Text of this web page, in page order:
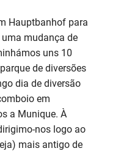
Hauptbanhof para
mudança de
uns 10
de diversões
dia de diversão
em
a Munique. À
nos logo ao
mais antigo de